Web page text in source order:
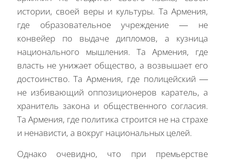
истории, своей веры и культуры. Та Армения,
где образовательное учреждение — не
конвейер по выдаче дипломов, а кузница
национального мышления. Та Армения, где
власть не унижает общество, а возвышает его
достоинство. Та Армения, где полицейский —
не избивающий оппозиционеров каратель, а
хранитель закона и общественного согласия.
Та Армения, где политика строится не на страхе
и ненависти, а вокруг национальных целей.
Однако очевидно, что при премьерстве